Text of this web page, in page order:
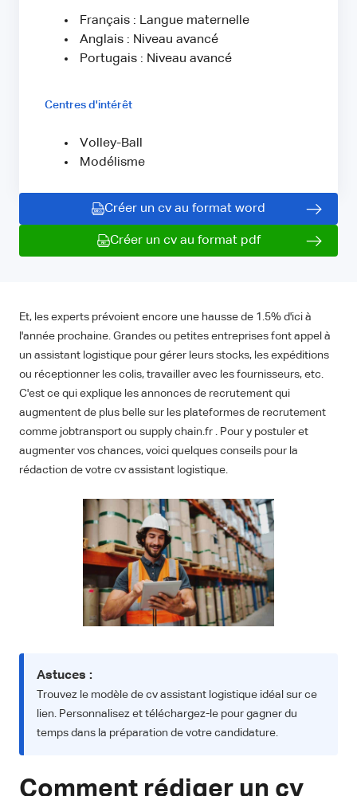
Français : Langue maternelle
Anglais : Niveau avancé
Portugais : Niveau avancé
Centres d'intérêt
Volley-Ball
Modélisme
Créer un cv au format word
Créer un cv au format pdf
Et, les experts prévoient encore une hausse de 1.5% d'ici à
l'année prochaine. Grandes ou petites entreprises font appel à
un assistant logistique pour gérer leurs stocks, les expéditions
ou réceptionner les colis, travailler avec les fournisseurs, etc.
C'est ce qui explique les annonces de recrutement qui
augmentent de plus belle sur les plateformes de recrutement
comme jobtransport ou supply chain.fr . Pour y postuler et
augmenter vos chances, voici quelques conseils pour la
rédaction de votre cv assistant logistique.
Astuces :
Trouvez le modèle de cv assistant logistique idéal sur ce
lien. Personnalisez et téléchargez-le pour gagner du
temps dans la préparation de votre candidature.
Comment rédiger un cv